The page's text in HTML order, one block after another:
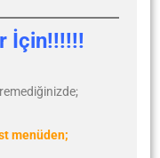
İçin!!!!!!
menüden;